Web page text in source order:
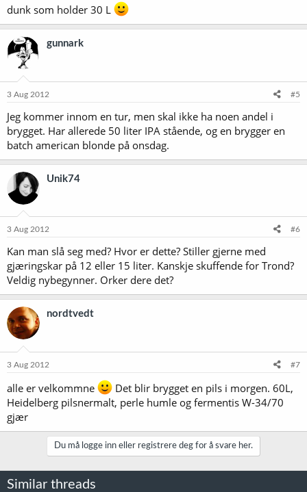
dunk som holder 30 L
gunnark
3 Aug 2012 #5
Jeg kommer innom en tur, men skal ikke ha noen andel i
brygget. Har allerede 50 liter IPA stående, og en brygger en
batch american blonde på onsdag.
Unik74
3 Aug 2012 #6
Kan man slå seg med? Hvor er dette? Stiller gjerne med
gjæringskar på 12 eller 15 liter. Kanskje skuffende for Trond?
Veldig nybegynner. Orker dere det?
nordtvedt
3 Aug 2012 #7
alle er velkommne
Det blir brygget en pils i morgen. 60L,
Heidelberg pilsnermalt, perle humle og fermentis W-34/70
gjær
Du må logge inn eller registrere deg for å svare her.
Similar threads